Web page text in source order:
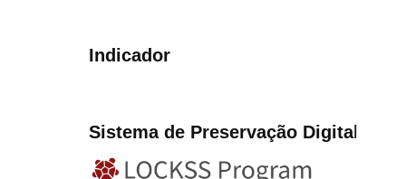
Indicador
Sistema de Preservação Digital